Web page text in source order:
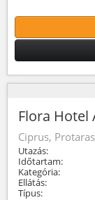
Flora Hotel
Ciprus, Protaras
Utazás:
Időtartam:
Kategória:
Ellátás:
Típus: